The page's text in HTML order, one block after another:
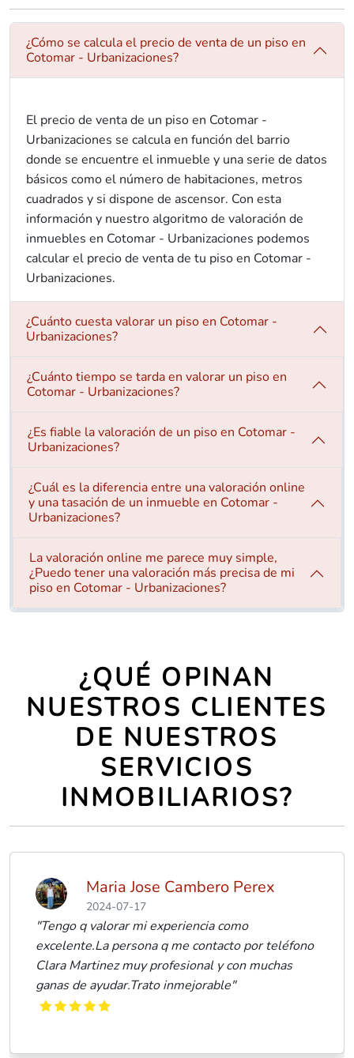
¿Cómo se calcula el precio de venta de un piso en
Cotomar - Urbanizaciones?
El precio de venta de un piso en Cotomar -
Urbanizaciones se calcula en función del barrio
donde se encuentre el inmueble y una serie de datos
básicos como el número de habitaciones, metros
cuadrados y si dispone de ascensor. Con esta
información y nuestro algoritmo de valoración de
inmuebles en Cotomar - Urbanizaciones podemos
calcular el precio de venta de tu piso en Cotomar -
Urbanizaciones.
¿Cuánto cuesta valorar un piso en Cotomar -
Urbanizaciones?
¿Cuánto tiempo se tarda en valorar un piso en
Cotomar - Urbanizaciones?
¿Es fiable la valoración de un piso en Cotomar -
Urbanizaciones?
¿Cuál es la diferencia entre una valoración online
y una tasación de un inmueble en Cotomar -
Urbanizaciones?
La valoración online me parece muy simple,
¿Puedo tener una valoración más precisa de mi
piso en Cotomar - Urbanizaciones?
¿QUÉ OPINAN
NUESTROS CLIENTES
DE NUESTROS
SERVICIOS
INMOBILIARIOS?
Maria Jose Cambero Perex
2024-07-17
"Tengo q valorar mi experiencia como
excelente.La persona q me contacto por teléfono
Clara Martinez muy profesional y con muchas
ganas de ayudar.Trato inmejorable"